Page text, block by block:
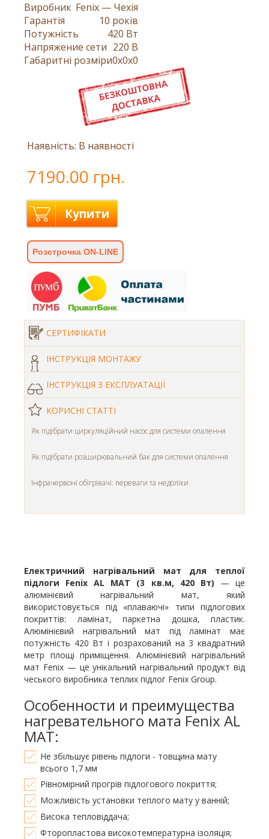
Виробник Fenix — Чехія
Гарантія
10 років
Потужність
420 Вт
Напряжение сети 220 В
Габаритні розміри0x0x0
Наявність: В наявності
7190.00 грн.
Купити
Розстрочка ON-LINE
СЕРТИФІКАТИ
ІНСТРУКЦІЯ МОНТАЖУ
ІНСТРУКЦІЯ З ЕКСПЛУАТАЦІЇ
КОРИСНІ СТАТТІ
Як підібрати циркуляційний насос для системи опалення
Як підібрати розширювальний бак для системи опалення
Інфрачервоні обігрівачі: переваги та недоліки
Електричний нагрівальний мат для теплої
підлоги Fenix AL MAT (3 кв.м, 420 Вт) — це
алюмінієвий нагрівальний мат, який
використовується під «плаваючі» типи підлогових
покриттів: ламінат, паркетна дошка, пластик.
Алюмінієвий нагрівальний мат під ламінат має
потужність 420 Вт і розрахований на 3 квадратний
метр площі приміщення. Алюмінієвий нагрівальний
мат Fenix — це унікальний нагрівальний продукт від
чеського виробника теплих підлог Fenix Group.
Особенности и преимущества
нагревательного мата Fenix AL
MAT:
Не збільшує рівень підлоги - товщина мату
всього 1,7 мм
Рівномірний прогрів підлогового покриття;
Можливість установки теплого мату у ванній;
Висока тепловіддача;
Фторопластова високотемпературна ізоляція;